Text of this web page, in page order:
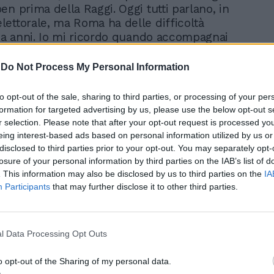
Do Not Process My Personal Information
opt-out of the sale, sharing to third parties, or processing of your
for targeted advertising by us, please use the below opt-out
selection. Please note that after your opt-out request is processed
interest-based ads based on personal information utilized by us
to third parties prior to your opt-out. You may separately
of your personal information by third parties on the IAB’s list of
This information may also be disclosed by us to third parties on the
Participants that may further disclose it to other third parties.
Data Processing Opt Outs
opt-out of the Sharing of my personal data.
prima della Raggi. Oggi tutti parlano, in
ma Roma ha delle difficoltà
anni. Io mi ricordo quando accompagnai
Realacci ed io. Di certe questioni si
secondo lei, quale potrebbe essere la
affrontare il problema Ama. Poi forse
Malagrotta, come ha detto
giorno fa».
sorta di consigliere per Virginia
qualche consiglio in amicizia, senza